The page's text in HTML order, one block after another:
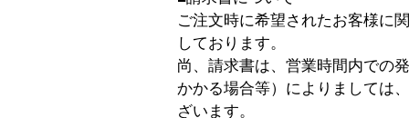
ご注文時に希望されたお客様に
しております。
尚、請求書は、営業時間内での
かかる場合等）によりましては
ざいます。